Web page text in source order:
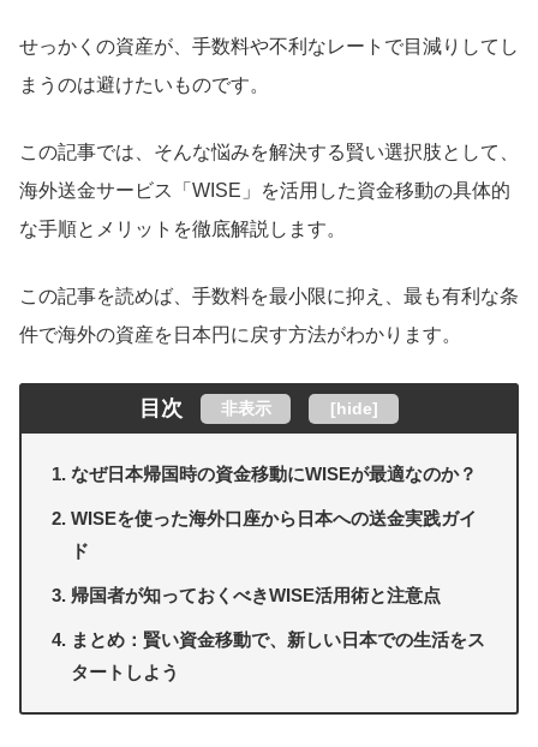
せっかくの資産が、手数料や不利なレートで目減りしてし
まうのは避けたいものです。
この記事では、そんな悩みを解決する賢い選択肢として、
海外送金サービス「WISE」を活用した資金移動の具体的
な手順とメリットを徹底解説します。
この記事を読めば、手数料を最小限に抑え、最も有利な条
件で海外の資産を日本円に戻す方法がわかります。
目次 非表示 [hide]
なぜ日本帰国時の資金移動にWISEが最適なのか？
WISEを使った海外口座から日本への送金実践ガイ
ド
帰国者が知っておくべきWISE活用術と注意点
まとめ：賢い資金移動で、新しい日本での生活をス
タートしよう